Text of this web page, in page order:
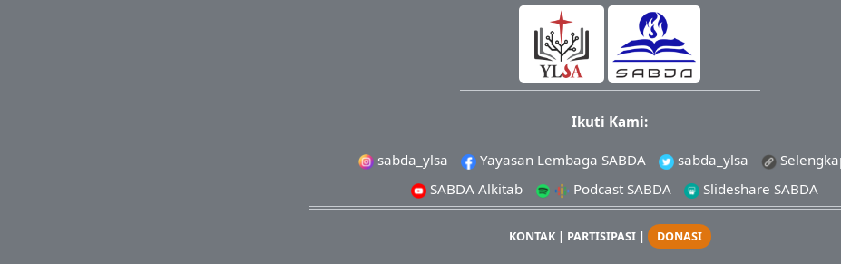
Ikuti Kami:
sabda_ylsa Yayasan Lembaga SABDA sabda_ylsa
SABDA Alkitab
Podcast SABDA Slideshare SABDA
KONTAK| PARTISIPASI| DONASI